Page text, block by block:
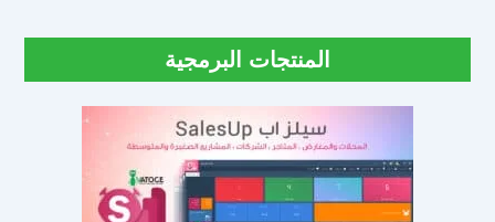
المنتجات البرمجية